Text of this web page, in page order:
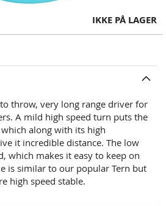
IKKE PÅ LAGER
throw, very long range driver for
A mild high speed turn puts the
along with its high
it incredible distance. The low
which makes it easy to keep on
is similar to our popular Tern but
high speed stable.